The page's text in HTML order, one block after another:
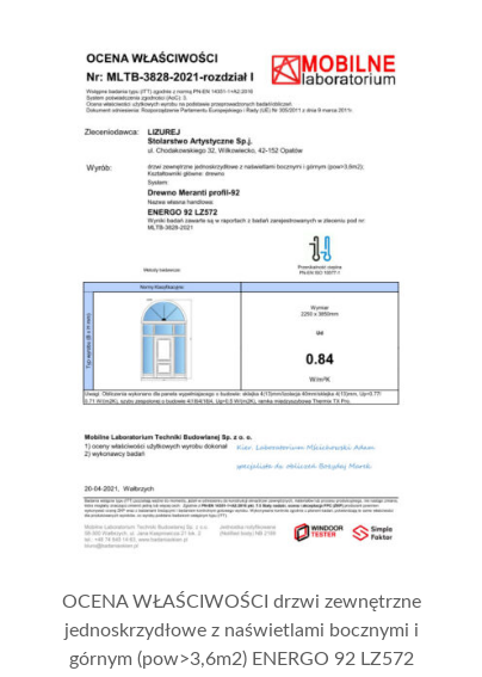
OCENA WŁAŚCIWOŚCI drzwi zewnętrzne
jednoskrzydłowe z naświetlami bocznymi i
górnym (pow>3,6m2) ENERGO 92 LZ572